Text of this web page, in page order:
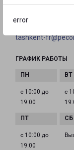
error
-
tashkent-
ГРАФИК РАБОТЫ
с 10:00 до
19:00
с
с 10:00 до
19:00